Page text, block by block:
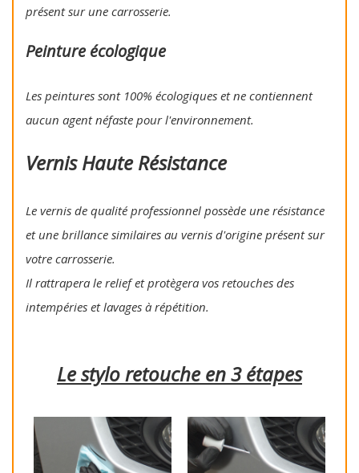
présent sur une carrosserie.
Peinture écologique
Les peintures sont 100% écologiques et ne contiennent
aucun agent néfaste pour l'environnement.
Vernis Haute Résistance
Le vernis de qualité professionnel possède une résistance
et une brillance similaires au vernis d'origine présent sur
votre carrosserie.
Il rattrapera le relief et protègera vos retouches des
intempéries et lavages à répétition.
Le stylo retouche en 3 étapes